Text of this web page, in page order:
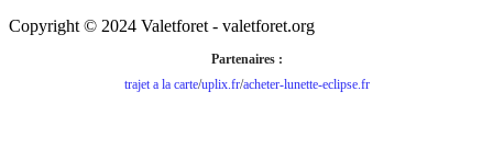
Copyright © 2024 Valetforet - valetforet.org
Partenaires :
trajet a la carte/uplix.fr/acheter-lunette-eclipse.fr